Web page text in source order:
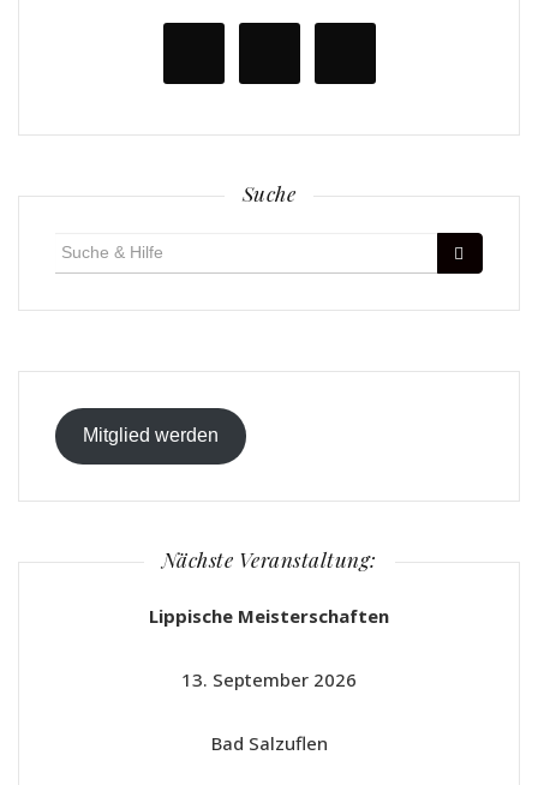
Suche
Mitglied werden
Nächste Veranstaltung:
Lippische Meisterschaften
13. September 2026
Bad Salzuflen